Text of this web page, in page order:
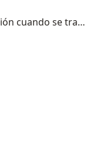
cuando se trata